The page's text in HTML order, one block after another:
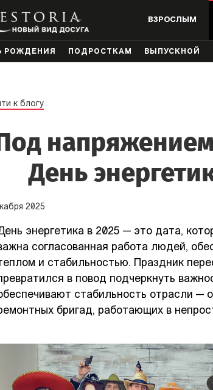
ВЗРОСЛЫМ
РОЖДЕНИЯ ПОДРОСТКАМ ВЫПУСКНОЙ
к блогу
День
2025
энергетика в 2025 — это дата,
согласованная работа людей,
и стабильностью. Праздник
в повод подчеркнуть
стабильность отрасли —
бригад, работающих в